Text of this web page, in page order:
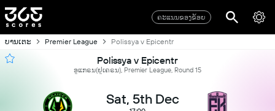
ຄະແນນຂອງຂ້ອຍ
ບານເຕະ Premier League Polissya v Epicentr
Polissya v Epicentr
ອູແກຣນ(ຢູເຄຣນ), Premier League, Round 15
Sat, 5th Dec